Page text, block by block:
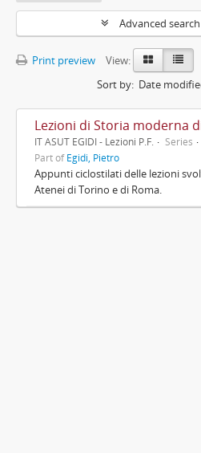
Advanced
Print preview
View:
Sort by: Date
Lezioni di Storia moderna
IT ASUT EGIDI - Lezioni P.F. Series
Part ofEgidi, Pietro
Appunti ciclostilati delle lezioni
Atenei di Torino e di Roma.